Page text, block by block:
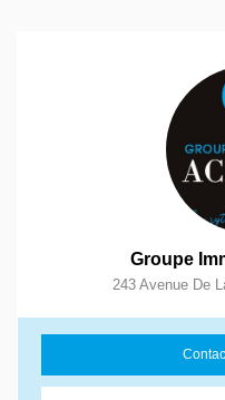
Groupe
243 Avenue De